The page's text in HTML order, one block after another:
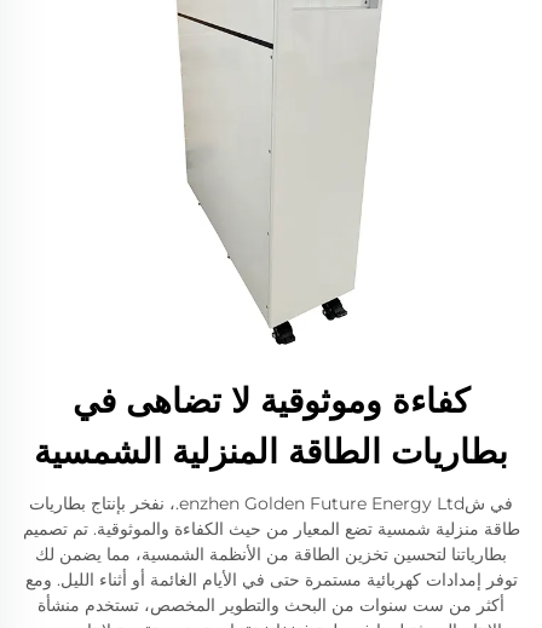
كفاءة وموثوقية لا تضاهى في
بطاريات الطاقة المنزلية الشمسية
في شenzhen Golden Future Energy Ltd.، نفخر بإنتاج بطاريات
طاقة منزلية شمسية تضع المعيار من حيث الكفاءة والموثوقية. تم تصميم
بطارياتنا لتحسين تخزين الطاقة من الأنظمة الشمسية، مما يضمن لك
توفر إمدادات كهربائية مستمرة حتى في الأيام الغائمة أو أثناء الليل. ومع
أكثر من ست سنوات من البحث والتطوير المخصص، تستخدم منشأة